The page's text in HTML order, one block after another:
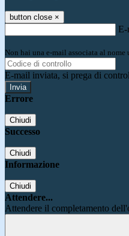
button close ×
E-
Non hai una e-mail associata al
E-mail inviata, si prega di
Errore
Chiudi
Successo
Chiudi
Informazione
Chiudi
Attendere...
Attendere il completamento